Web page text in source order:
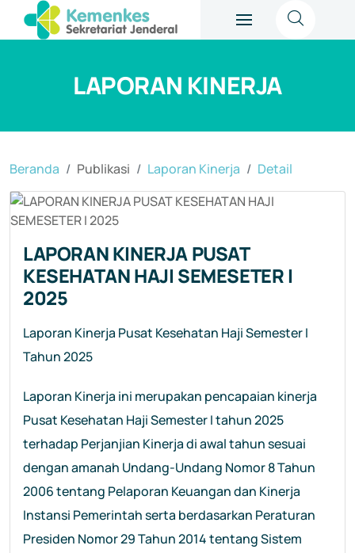
LAPORAN KINERJA
Beranda Publikasi Laporan Kinerja Detail
LAPORAN KINERJA PUSAT
KESEHATAN HAJI SEMESETER I
2025
Laporan Kinerja Pusat Kesehatan Haji Semester I
Tahun 2025
Laporan Kinerja ini merupakan pencapaian kinerja
Pusat Kesehatan Haji Semester I tahun 2025
terhadap Perjanjian Kinerja di awal tahun sesuai
dengan amanah Undang-Undang Nomor 8 Tahun
2006 tentang Pelaporan Keuangan dan Kinerja
Instansi Pemerintah serta berdasarkan Peraturan
Presiden Nomor 29 Tahun 2014 tentang Sistem